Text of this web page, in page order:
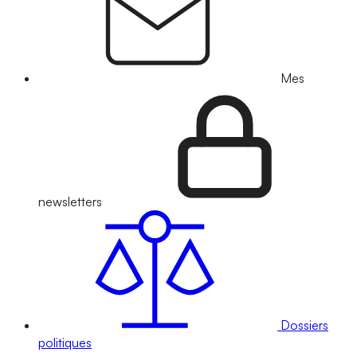
Mes
newsletters
Dossiers
politiques